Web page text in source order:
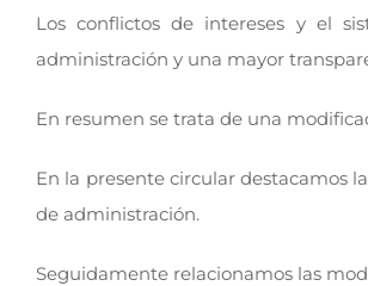
Los conflictos de intereses y el
administración y una mayor
En resumen se trata de una
En la presente circular destacamos
de administración.
Seguidamente relacionamos las